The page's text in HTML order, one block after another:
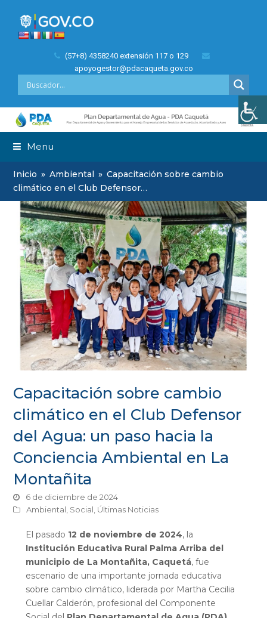
(57+8) 4358240 extensión 117 o 129
apoyogestor@pdacaqueta.gov.co
Menu
Inicio » Ambiental » Capacitación sobre cambio
climático en el Club Defensor…
Capacitación sobre cambio
climático en el Club Defensor
del Agua: un paso hacia la
Conciencia Ambiental en La
Montañita
6 de diciembre de 2024
Ambiental Social Últimas Noticias
El pasado 12 de noviembre de 2024, la
Institución Educativa Rural Palma Arriba del
municipio de La Montañita, Caquetá, fue
escenario de una importante jornada educativa
sobre cambio climático, liderada por Martha Cecilia
Cuellar Calderón, profesional del Componente